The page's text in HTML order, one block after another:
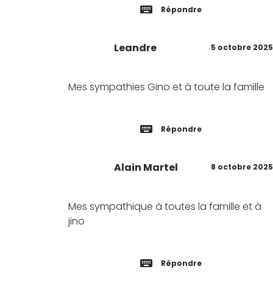
Répondre
5 octobre 2025
Leandre
Mes sympathies Gino et à toute la famille
Répondre
8 octobre 2025
Alain Martel
Mes sympathique à toutes la famille et à
jino
Répondre